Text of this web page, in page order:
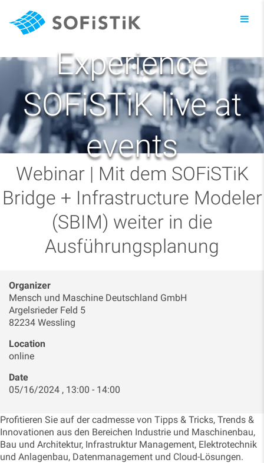
Experience
SOFiSTiK live at
events
Webinar | Mit dem SOFiSTiK
Bridge + Infrastructure Modeler
(SBIM) weiter in die
Ausführungsplanung
Organizer
Mensch und Maschine Deutschland GmbH
Argelsrieder Feld 5
82234 Wessling
Location
online
Date
05/16/2024 , 13:00 - 14:00
Profitieren Sie auf der cadmesse von Tipps & Tricks, Trends &
Innovationen aus den Bereichen Industrie und Maschinenbau,
Bau und Architektur, Infrastruktur Management, Elektrotechnik
und Anlagenbau, Datenmanagement und Cloud-Lösungen.